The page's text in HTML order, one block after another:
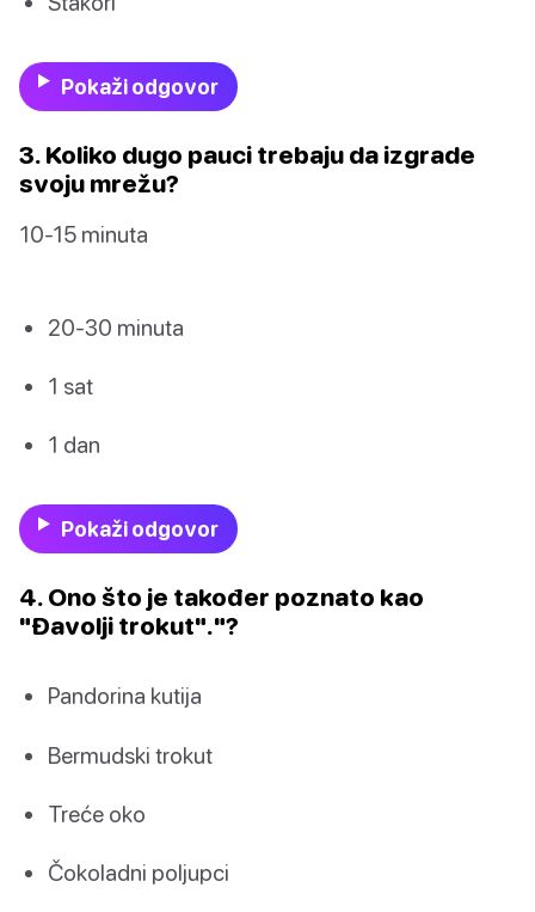
Pokaži odgovor
3. Koliko dugo pauci trebaju da izgrade
svoju mrežu?
10-15 minuta
20-30 minuta
1 sat
1 dan
Pokaži odgovor
4. Ono što je također poznato kao
"Đavolji trokut"."?
Pandorina kutija
Bermudski trokut
Treće oko
Čokoladni poljupci